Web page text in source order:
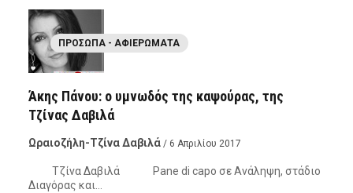
ΠΡΌΣΩΠΑ - ΑΦΙΕΡΏΜΑΤΑ
Άκης Πάνου: ο υμνωδός της καψούρας, της
Τζίνας Δαβιλά
Ωραιοζήλη-Τζίνα Δαβιλά / 6 Απριλίου 2017
Τζίνα Δαβιλά Pane di capo σε Ανάληψη, στάδιο
Διαγόρας και…